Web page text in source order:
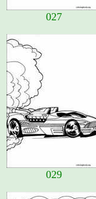
027
029